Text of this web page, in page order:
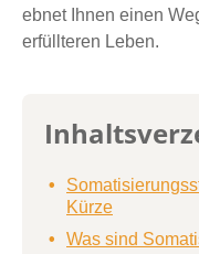
ebnet Ihnen einen
erfüllteren Leben.
Kürze
Was sind